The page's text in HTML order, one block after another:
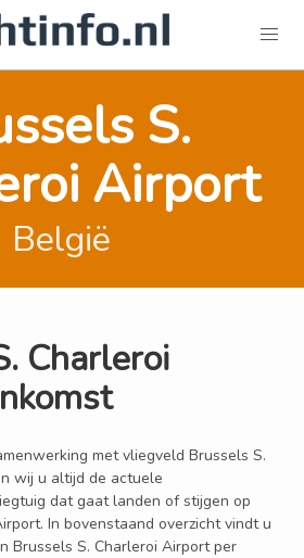
S.
Airport
België
Charleroi
met vliegveld Brussels S.
wij u altijd de actuele
dat gaat landen of stijgen op
In bovenstaand overzicht vindt u
Brussels S. Charleroi Airport per